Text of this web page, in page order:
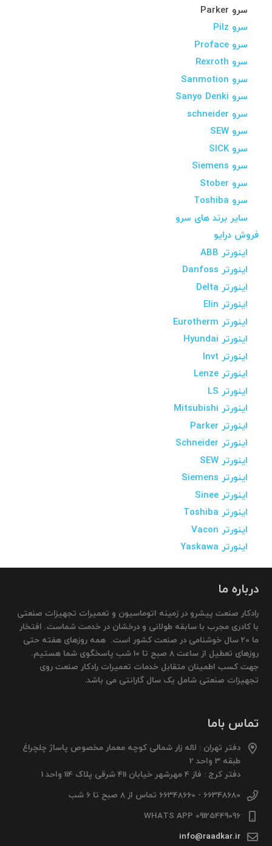
سرو Parker
سرو Pilz
سرو Proface
سرو Rexroth
سرو Sanmotion
سرو Sanyo Denki
سرو schneider
سرو SEW
سرو SICK
سرو Siemens
سرو Stober
سرو Toshiba
سایر برند های سرو
فروش درایو
اینورتر ABB
اینورتر Danfoss
اینورتر Delta
اینورتر Elin
اینورتر Eurotherm
اینورتر Hyundai
اینورتر Invt
اینورتر Lenze
اینورتر LS
اینورتر Mitsubishi
اینورتر Parker
اینورتر Schneider
اینورتر SEW
اینورتر Siemens
اینورتر Sinee
اینورتر Toshiba
اینورتر Vacon
اینورتر Yaskawa
درباره ما
رادکار صنعت پیشرو در زمینه اتوماسیون و تعمیرات تجهیزات صنعتی
با کادری مجرب با سابقه طولانی و درخشان در خدمت شماست. افتخار
ما 20 سال خوشنامی در صنعت کشور است. همه روزهای هفته حتی
روزهای تعطیل از ساعت 8 صبح تا 10 شب پاسخگوی شما هستیم.
جهت کسب اطمینان متقابل خدمات تعمیرات رادکار صنعت روی
تجهیزات صنعتی شامل یک سال گارانتی می باشد.
تماس باما
دفتر تهران : لاله زار شمالی کوچه معمار مخصوص پاساژ چلچراغ
طبقه 3 واحد 2
دفتر کرج : فاز 4 مهرشهر خیابان 411 شرقی پلاک 114 واحد 1
66348680 - 66348660 تماس از 8 صبح تا 6 شب
09125449096 WHATS APP
info@raadkar.ir